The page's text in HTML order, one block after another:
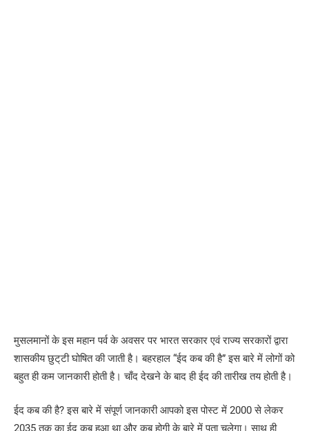
मुसलमानों के इस महान पर्व के अवसर पर भारत सरकार एवं राज्य सरकारों द्वारा
शासकीय छुट्‌टी घोषित की जाती है। बहरहाल “ईद कब की है” इस बारे में लोगों को
बहुत ही कम जानकारी होती है। चाँद देखने के बाद ही ईद की तारीख तय होती है।
ईद कब की है? इस बारे में संपूर्ण जानकारी आपको इस पोस्ट में 2000 से लेकर